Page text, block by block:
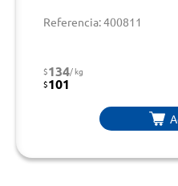
Referencia: 400811
$134/ kg
$101